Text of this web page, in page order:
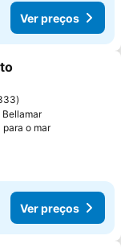
Ver preços
favoritos
Bellamar
o marVer preços
Ver preços